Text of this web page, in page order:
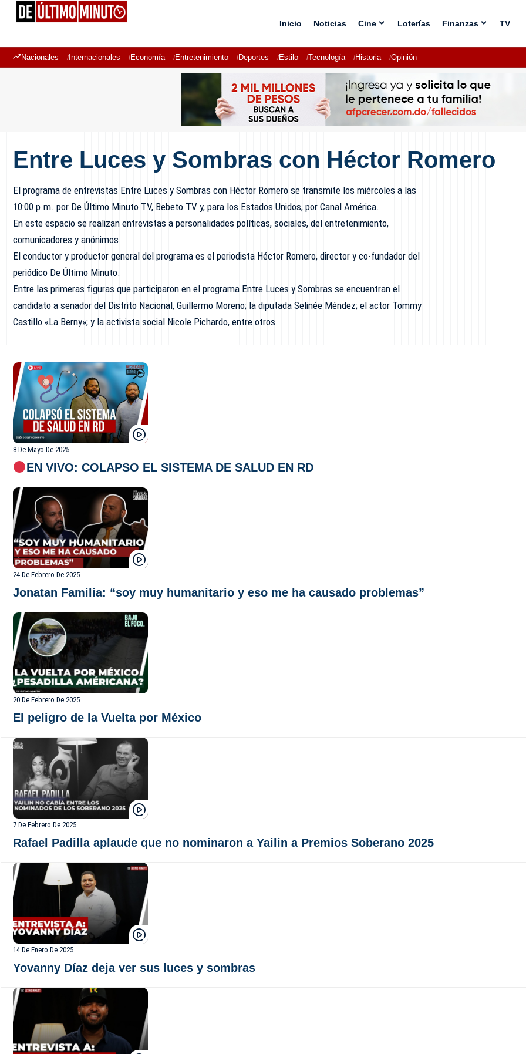
Inicio Noticias Cine Loterías Finanzas TV
Nacionales Internacionales Economía Entretenimiento Deportes Estilo Tecnología Historia Opinión
Entre Luces y Sombras con Héctor Romero
El programa de entrevistas Entre Luces y Sombras con Héctor Romero se transmite los miércoles a las
10:00 p.m. por De Último Minuto TV, Bebeto TV y, para los Estados Unidos, por Canal América.
En este espacio se realizan entrevistas a personalidades políticas, sociales, del entretenimiento,
comunicadores y anónimos.
El conductor y productor general del programa es el periodista Héctor Romero, director y co-fundador del
periódico De Último Minuto.
Entre las primeras figuras que participaron en el programa Entre Luces y Sombras se encuentran el
candidato a senador del Distrito Nacional, Guillermo Moreno; la diputada Selinée Méndez; el actor Tommy
Castillo «La Berny»; y la activista social Nicole Pichardo, entre otros.
8 De Mayo De 2025
EN VIVO: COLAPSO EL SISTEMA DE SALUD EN RD
24 De Febrero De 2025
Jonatan Familia: “soy muy humanitario y eso me ha causado problemas”
20 De Febrero De 2025
El peligro de la Vuelta por México
7 De Febrero De 2025
Rafael Padilla aplaude que no nominaron a Yailin a Premios Soberano 2025
14 De Enero De 2025
Yovanny Díaz deja ver sus luces y sombras